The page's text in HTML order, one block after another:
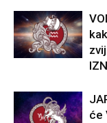
će